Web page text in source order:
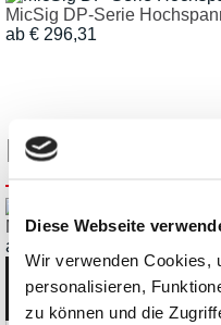
Diese Webseite
Wir verwenden Cookies,
personalisieren,
zu können und die
MicSig DP-Serie
ab € 296,31
Kunden
MicSig DP-Serie
ab
Kategorien